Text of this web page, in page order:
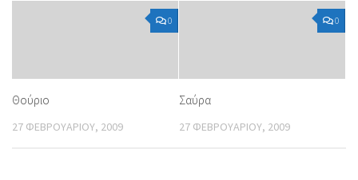
0
Θούριο
27 ΦΕΒΡΟΥΑΡΊΟΥ, 2009
0
Σαύρα
27 ΦΕΒΡΟΥΑΡΊΟΥ, 2009